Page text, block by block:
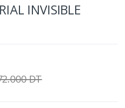
INVISIBLE
DT